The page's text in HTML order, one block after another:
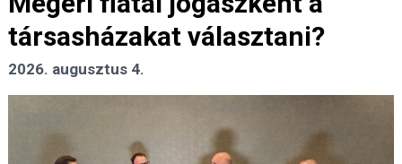
társasházakat választani?
2026. augusztus 4.